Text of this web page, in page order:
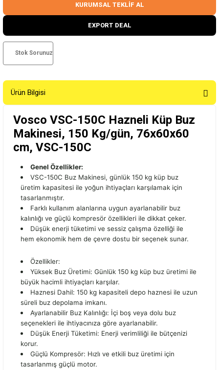
KURUMSAL TEKLİF AL
EXPORT DEAL
Stok Sorunuz
Ürün Bilgisi
Vosco VSC-150C Hazneli Küp Buz
Makinesi, 150 Kg/gün, 76x60x60
cm, VSC-150C
Genel Özellikler:
VSC-150C Buz Makinesi, günlük 150 kg küp buz
üretim kapasitesi ile yoğun ihtiyaçları karşılamak için
tasarlanmıştır.
Farklı kullanım alanlarına uygun ayarlanabilir buz
kalınlığı ve güçlü kompresör özellikleri ile dikkat çeker.
Düşük enerji tüketimi ve sessiz çalışma özelliği ile
hem ekonomik hem de çevre dostu bir seçenek sunar.
Özellikler:
Yüksek Buz Üretimi: Günlük 150 kg küp buz üretimi ile
büyük hacimli ihtiyaçları karşılar.
Haznesi Dahil: 150 kg kapasiteli depo haznesi ile uzun
süreli buz depolama imkanı.
Ayarlanabilir Buz Kalınlığı: İçi boş veya dolu buz
seçenekleri ile ihtiyacınıza göre ayarlanabilir.
Düşük Enerji Tüketimi: Enerji verimliliği ile bütçenizi
korur.
Güçlü Kompresör: Hızlı ve etkili buz üretimi için
tasarlanmış güçlü motor.